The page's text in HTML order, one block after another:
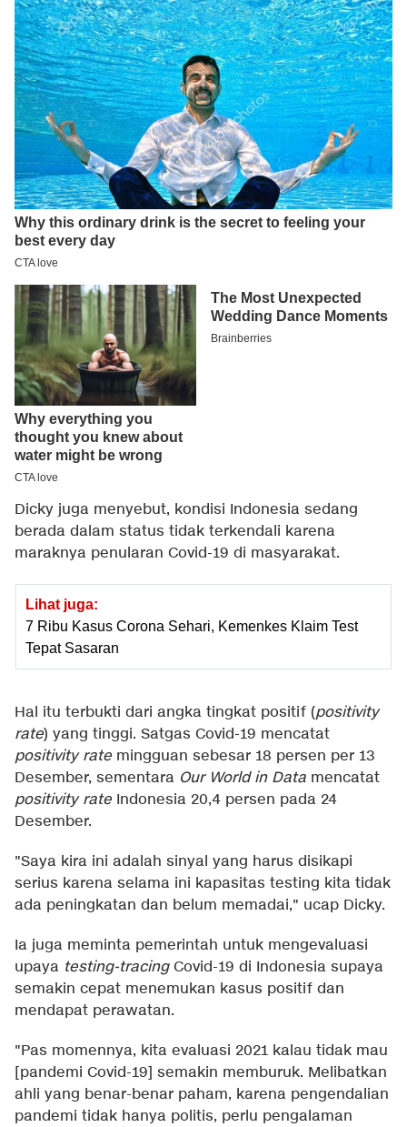
Dicky juga menyebut, kondisi Indonesia sedang
berada dalam status tidak terkendali karena
maraknya penularan Covid-19 di masyarakat.
Lihat juga:
7 Ribu Kasus Corona Sehari, Kemenkes Klaim Test
Tepat Sasaran
Hal itu terbukti dari angka tingkat positif (positivity
rate) yang tinggi. Satgas Covid-19 mencatat
positivity rate mingguan sebesar 18 persen per 13
Desember, sementara Our World in Data mencatat
positivity rate Indonesia 20,4 persen pada 24
Desember.
"Saya kira ini adalah sinyal yang harus disikapi
serius karena selama ini kapasitas testing kita tidak
ada peningkatan dan belum memadai," ucap Dicky.
Ia juga meminta pemerintah untuk mengevaluasi
upaya testing-tracingCovid-19 di Indonesia supaya
semakin cepat menemukan kasus positif dan
mendapat perawatan.
"Pas momennya, kita evaluasi 2021 kalau tidak mau
[pandemi Covid-19] semakin memburuk. Melibatkan
ahli yang benar-benar paham, karena pengendalian
pandemi tidak hanya politis, perlu pengalaman